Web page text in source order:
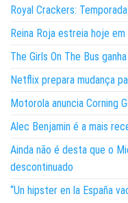
Royal Crackers:
Reina Roja estreia hoje
The Girls On The Bus
Netflix prepara mudança
Motorola anuncia Corning
Alec Benjamin é a mais
Ainda não é desta que o
descontinuado
“Un hipster en la España